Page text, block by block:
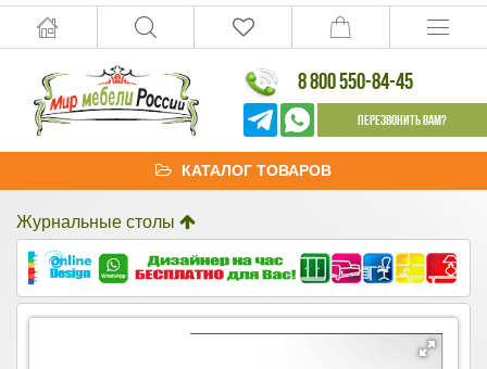
8 800 550-84-45
Перезвонить Вам?
КАТАЛОГ ТОВАРОВ
Журнальные столы